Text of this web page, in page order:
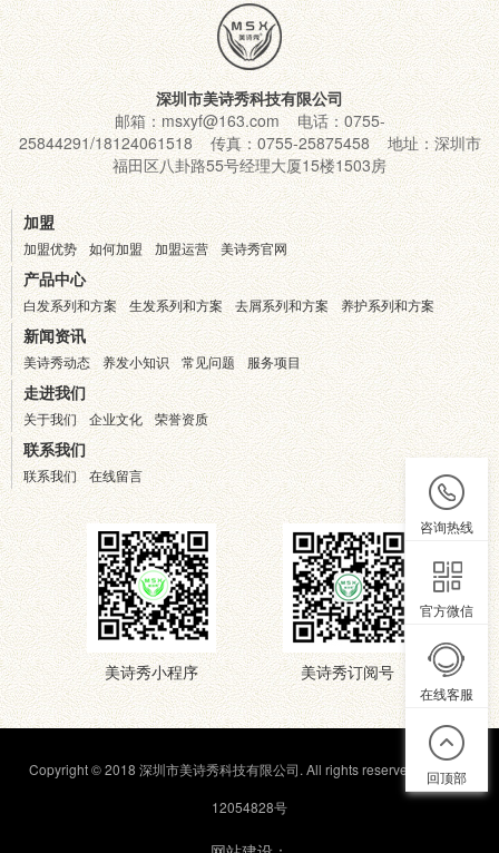
深圳市美诗秀科技有限公司
邮箱：msxyf@163.com 电话：0755-
25844291/18124061518 传真：0755-25875458 地址：深圳市
福田区八卦路55号经理大厦15楼1503房
加盟
加盟优势 如何加盟 加盟运营 美诗秀官网
产品中心
白发系列和方案 生发系列和方案 去屑系列和方案 养护系列和方案
新闻资讯
美诗秀动态 养发小知识 常见问题 服务项目
走进我们
关于我们 企业文化 荣誉资质
联系我们
联系我们 在线留言
美诗秀小程序 美诗秀订阅号
Copyright © 2018 深圳市美诗秀科技有限公司. All rights reserved.
粤ICP备
12054828号
咨询热线
官方微信
在线客服
回顶部